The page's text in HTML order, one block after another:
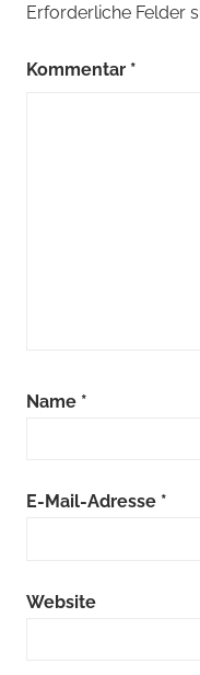
Erforderliche Felder
Kommentar *
Name *
E-Mail-Adresse *
Website